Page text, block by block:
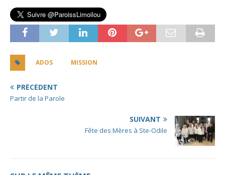
ADOS MISSION
PRÉCÉDENT
Partir de la Parole
SUIVANT
Fête des Mères à Ste-Odile